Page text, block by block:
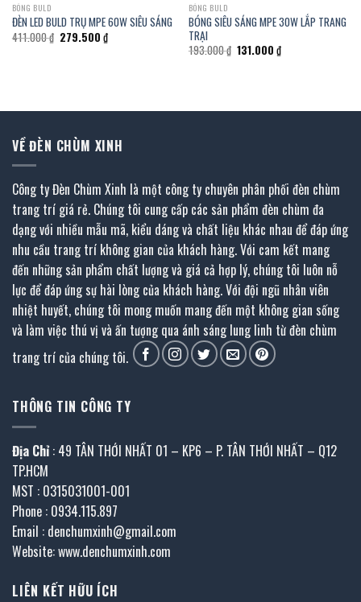
BÓNG BULD
ĐÈN LED BULD TRỤ MPE 60W SIÊU SÁNG
411.000₫ Giá
gốc
279.500 ₫Giá
hiện
BÓNG BULD
BÓNG SIÊU SÁNG MPE 30W LẮP TRANG
TRẠI
193.000₫ Giá
gốc
131.000 ₫Giá
hiện
VỀ ĐÈN CHÙM XINH
Công ty Đèn Chùm Xinh là một công ty chuyên phân phối đèn chùm
trang trí giá rẻ. Chúng tôi cung cấp các sản phẩm đèn chùm đa
dạng với nhiều mẫu mã, kiểu dáng và chất liệu khác nhau để đáp ứng
nhu cầu trang trí không gian của khách hàng. Với cam kết mang
đến những sản phẩm chất lượng và giá cả hợp lý, chúng tôi luôn nỗ
lực để đáp ứng sự hài lòng của khách hàng. Với đội ngũ nhân viên
nhiệt huyết, chúng tôi mong muốn mang đến một không gian sống
và làm việc thú vị và ấn tượng qua ánh sáng lung linh từ đèn chùm
trang trí của chúng tôi.
THÔNG TIN CÔNG TY
Địa Chỉ : 49 TÂN THỚI NHẤT 01 – KP6 – P. TÂN THỚI NHẤT – Q12
TP.HCM
MST : 0315031001-001
Phone : 0934.115.897
Email : denchumxinh@gmail.com
Website: www.denchumxinh.com
LIÊN KẾT HỮU ÍCH